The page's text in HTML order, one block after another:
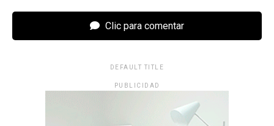
Clic para comentar
DEFAULT TITLE
PUBLICIDAD